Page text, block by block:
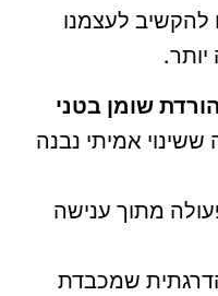
להקשיב לעצמנו
שומן בטני
אמיתי נבנה
מתוך ענישה
שמכבדת